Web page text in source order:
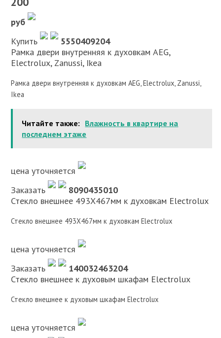
руб
Купить
5550409204
Рамка двери внутренняя к духовкам AEG,
Electrolux, Zanussi, Ikea
Рамка двери внутренняя к духовкам AEG, Electrolux, Zanussi,
Ikea
Читайте также: Влажность в квартире на
последнем этаже
цена уточняется
Заказать
8090435010
Стекло внешнее 493X467мм к духовкам Electrolux
Стекло внешнее 493X467мм к духовкам Electrolux
цена уточняется
Заказать
140032463204
Стекло внешнее к духовым шкафам Electrolux
Стекло внешнее к духовым шкафам Electrolux
цена уточняется